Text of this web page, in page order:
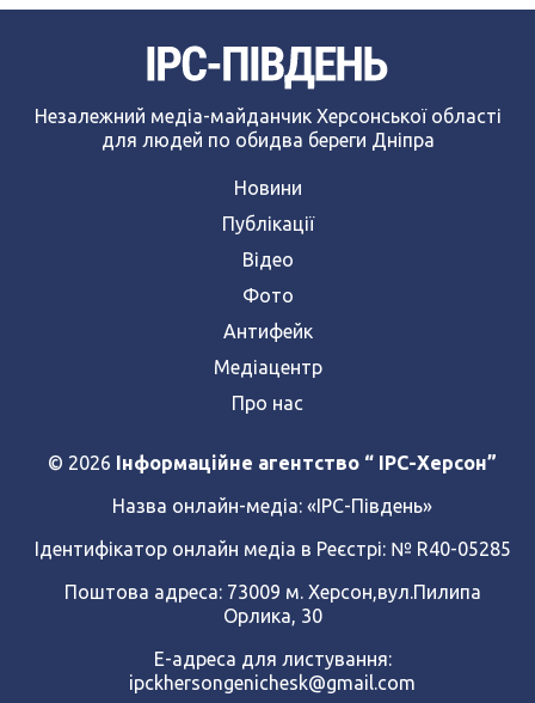
Незалежний медіа-майданчик Херсонської області
для людей по обидва береги Дніпра
Новини
Публікації
Відео
Фото
Антифейк
Медіацентр
Про нас
© 2026
Інформаційне агентство “ IPC-Херсон”
Назва онлайн-медіа: «ІРС-Південь»
Ідентифікатор онлайн медіа в Реєстрі: № R40-05285
Поштова адреса: 73009 м. Херсон,вул.Пилипа
Орлика, 30
Е-адреса для листування:
ipckhersongenichesk@gmail.com